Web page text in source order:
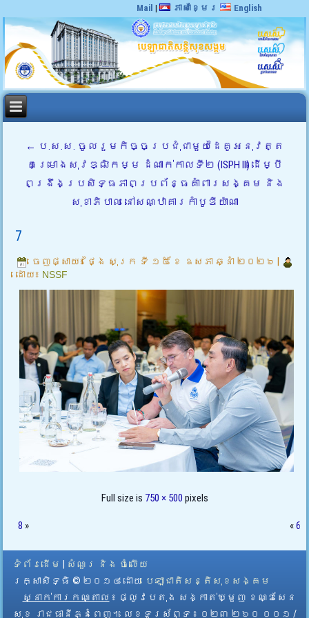
Mail | ភាសាខ្មែរ English
← ប.ស.ស. ចូលរួមកិច្ចប្រជុំជាមួយដៃគូអនុវត្ត
គម្រោងសុវឌ្ឍិកម្ម ដំណាក់កាលទី២ (ISPH II) ដើម្បី
ពង្រឹងប្រសិទ្ធភាពប្រព័ន្ធគាំពារសង្គម និង
សុខាភិបាល នៅសណ្ឋាគារកាំបូឌីយ៉ាណា
7
ចេញផ្សាយ៖ ថ្ងៃ សុក្រ ទី ១៥ ខែ ឧសភា ឆ្នាំ ២០២៦
ដោយ៖ NSSF
Full size is 750 × 500 pixels
8 » «6
ទំព័រដើម
សំណួរ និង ចំលើយ
រក្សាសិទ្ធិ © ២០១៤ ដោយ​ បេឡាជាតិសន្តិសុខសង្គម
ស្នាក់ការកណ្តាល ៖ ផ្លូវបេតុង សង្កាត់ឃ្មួញ ខណ្ឌសែន
សុខ រាជធានីភ្នំពេញ។ លេខទូរស័ព្ទ ៖ ០២៣ ២៦០ ០០១ /